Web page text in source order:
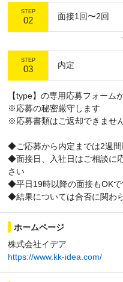
STEP
02 面接1回〜2回
STEP
03 内定
【type】の専用応募フォーム
※応募の秘密厳守します
※応募書類はご返却できませ
◆ご応募から内定までは2週
◆面接日、入社日はご相談に
さい
◆平日19時以降の面接もOKで
◆結果については合否に関わ
ホームページ
株式会社イデア
https://www.kk-idea.com/